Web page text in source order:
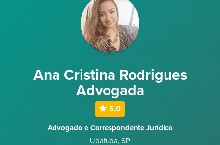
Ana Cristina Rodrigues
Advogada
5,0
Advogado e Correspondente Jurídico
Ubatuba, SP